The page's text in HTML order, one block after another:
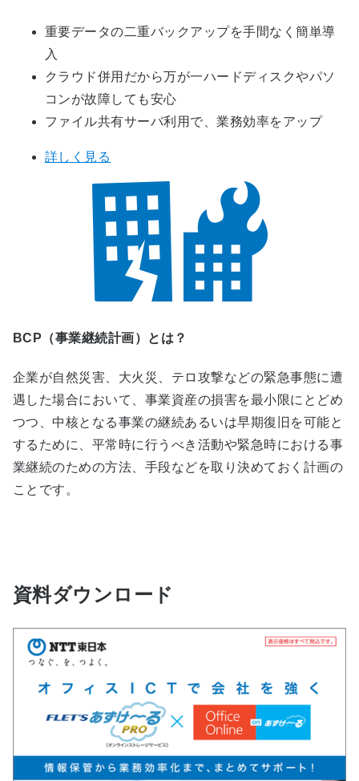
重要データの二重バックアップを手間なく簡単導
入
クラウド併用だから万が一ハードディスクやパソ
コンが故障しても安心
ファイル共有サーバ利用で、業務効率をアップ
詳しく見る
BCP（事業継続計画）とは？
企業が自然災害、大火災、テロ攻撃などの緊急事態に遭
遇した場合において、事業資産の損害を最小限にとどめ
つつ、中核となる事業の継続あるいは早期復旧を可能と
するために、平常時に行うべき活動や緊急時における事
業継続のための方法、手段などを取り決めておく計画の
ことです。
資料ダウンロード